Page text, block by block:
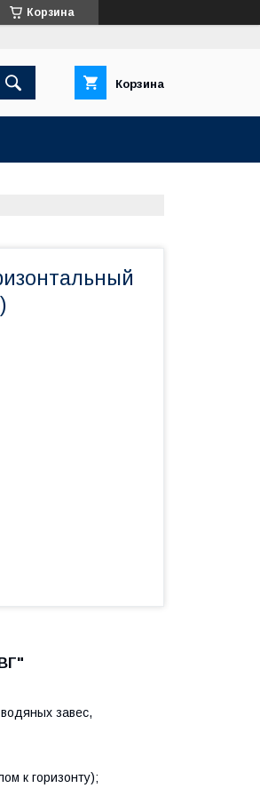
Корзина
Корзина
завес,
к горизонту);